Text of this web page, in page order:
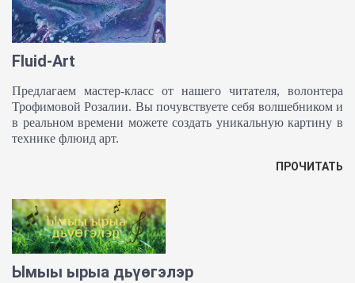
Fluid-Art
Предлагаем мастер-класс от нашего читателя, волонтера
Трофимовой Розалии. Вы почувствуете себя волшебником и
в реальном времени можете создать уникальную картину в
технике флюид арт.
ПРОЧИТАТЬ
Ымыы ырыа дьүөгэлэр